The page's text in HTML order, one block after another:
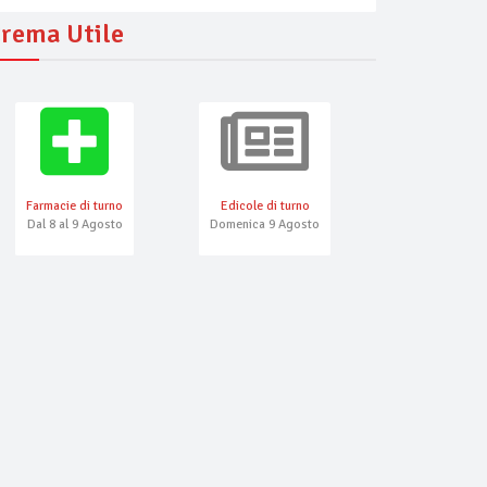
Utile
Farmacie di turno
Dal 8 al 9 Agosto
Edicole di turno
Domenica 9 Agosto